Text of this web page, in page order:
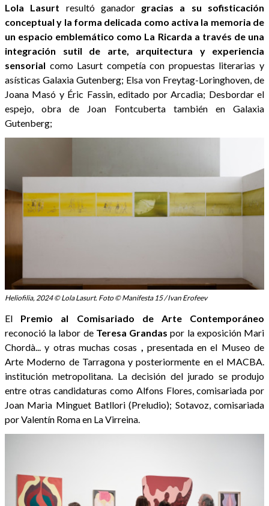
Lola Lasurt resultó ganador gracias a su sofisticación
conceptual y la forma delicada como activa la memoria de
un espacio emblemático como La Ricarda a través de una
integración sutil de arte, arquitectura y experiencia
sensorial como Lasurt competía con propuestas literarias y
asísticas Galaxia Gutenberg; Elsa von Freytag-Loringhoven, de
Joana Masó y Éric Fassin, editado por Arcadia; Desbordar el
espejo, obra de Joan Fontcuberta también en Galaxia
Gutenberg;
Heliofilia, 2024 © Lola Lasurt. Foto © Manifesta 15 / Ivan Erofeev
El Premio al Comisariado de Arte Contemporáneo
reconoció la labor de Teresa Grandas por la exposición Mari
Chordà... y otras muchas cosas
presentada en el Museo de
Arte Moderno de Tarragona y posteriormente en el MACBA.
institución metropolitana. La decisión del jurado se produjo
entre otras candidaturas como Alfons Flores, comisariada por
Joan Maria Minguet Batllori (Preludio); Sotavoz, comisariada
por Valentín Roma en La Virreina.